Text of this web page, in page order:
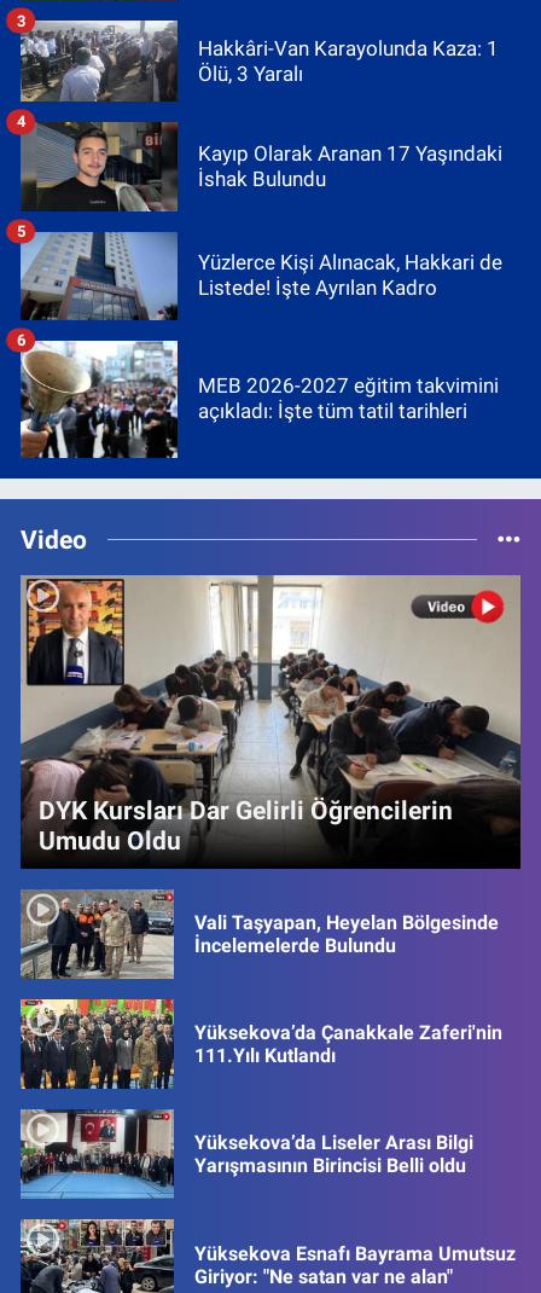
Hakkâri-Van Karayolunda Kaza: 1
Ölü, 3 Yaralı
3
Kayıp Olarak Aranan 17 Yaşındaki
İshak Bulundu
4
Yüzlerce Kişi Alınacak, Hakkari de
Listede! İşte Ayrılan Kadro
5
MEB 2026-2027 eğitim takvimini
açıkladı: İşte tüm tatil tarihleri
6
Video
DYK Kursları Dar Gelirli Öğrencilerin
Umudu Oldu
Vali Taşyapan, Heyelan Bölgesinde
İncelemelerde Bulundu
Yüksekova’da Çanakkale Zaferi'nin
111.Yılı Kutlandı
Yüksekova’da Liseler Arası Bilgi
Yarışmasının Birincisi Belli oldu
Yüksekova Esnafı Bayrama Umutsuz
Giriyor: "Ne satan var ne alan"